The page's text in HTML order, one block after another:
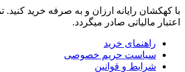
با کهکشان رایانه ارزان و به صرفه خرید کنید.
اعتبار مالیاتی صادر میگردد.
راهنمای خرید
سیاست حریم خصوصی
شرایط و قوانین